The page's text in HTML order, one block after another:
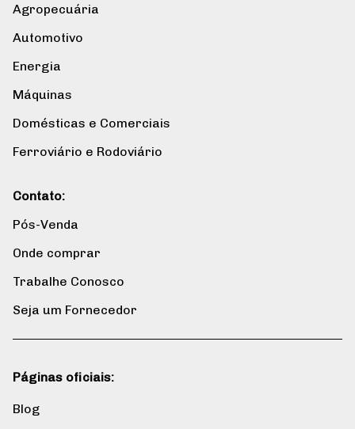
Agropecuária
Automotivo
Energia
Máquinas
Domésticas e Comerciais
Ferroviário e Rodoviário
Contato:
Pós-Venda
Onde comprar
Trabalhe Conosco
Seja um Fornecedor
Páginas oficiais:
Blog